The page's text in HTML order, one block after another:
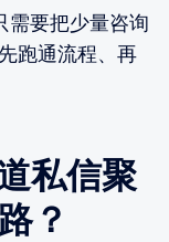
需要把少量咨询
跑通流程、再
私信聚
？